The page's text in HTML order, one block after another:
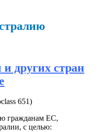
других стран
651)
гражданам ЕС,
с целью: